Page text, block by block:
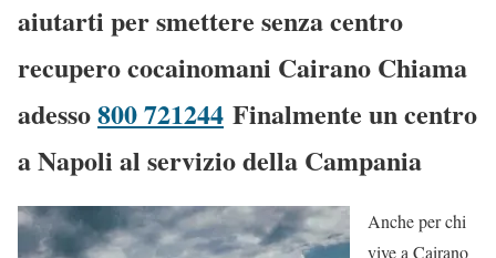
aiutarti per smettere senza centro
recupero cocainomani Cairano Chiama
adesso800 721244 Finalmente un centro
a Napoli al servizio della Campania
Anche per chi
vive a Cairano